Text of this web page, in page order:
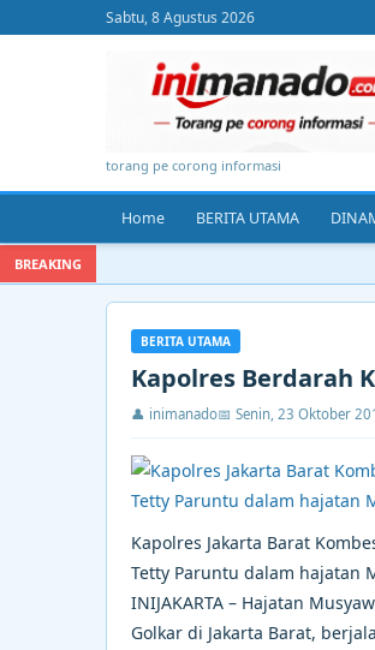
Sabtu, 8 Agustus 2026
torang pe corong informasi
Home BERITA UTAMA
BREAKING
BERITA UTAMA
Kapolres Berdarah
👤 inimanado📅 Senin, 23 Oktober
Kapolres Jakarta Barat
Tetty Paruntu dalam hajatan
INIJAKARTA – Hajatan
Golkar di Jakarta Barat,